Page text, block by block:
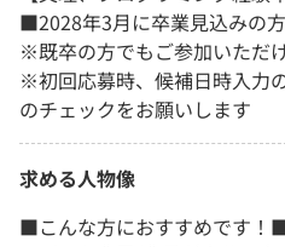
■2028年3月に卒業見込みの方
※既卒の方でもご参加いただ
※初回応募時、候補日時入力
のチェックをお願いします
求める人物像
■こんな方におすすめです！